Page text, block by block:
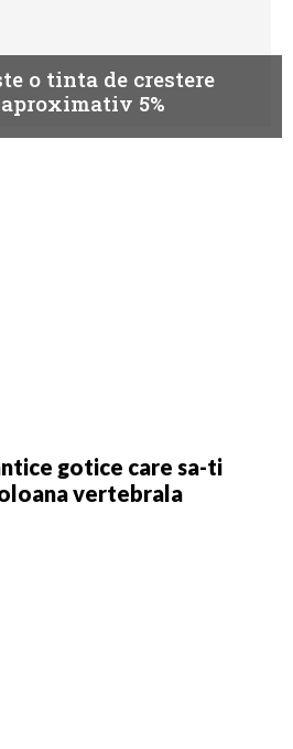
o tinta de crestere
5%
gotice care sa-ti
vertebrala